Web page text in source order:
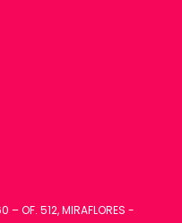
– OF. 512, MIRAFLORES -